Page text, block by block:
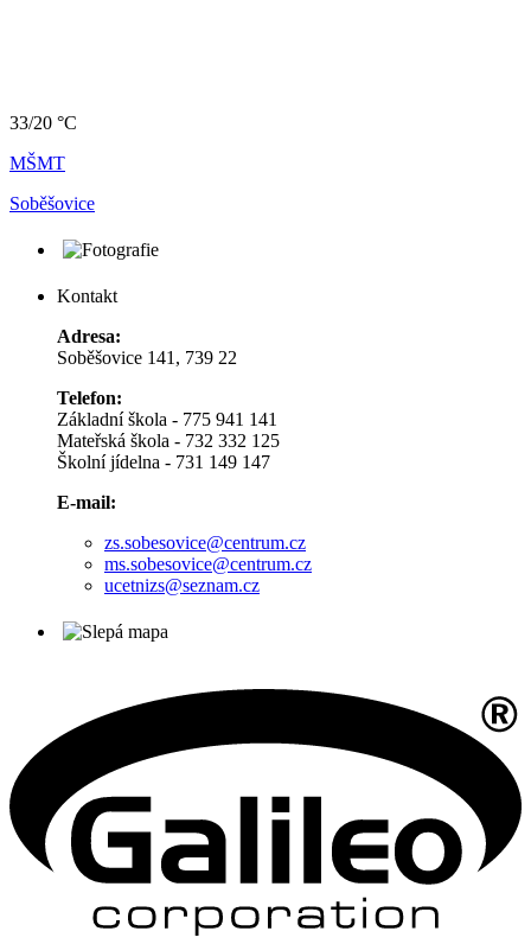
33/20 °C
MŠMT
Soběšovice
Kontakt
Adresa:
Soběšovice 141, 739 22
Telefon:
Základní škola - 775 941 141
Mateřská škola - 732 332 125
Školní jídelna - 731 149 147
E-mail:
zs.sobesovice@centrum.cz
ms.sobesovice@centrum.cz
ucetnizs@seznam.cz